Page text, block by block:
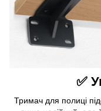
✅
Тримач для полиці